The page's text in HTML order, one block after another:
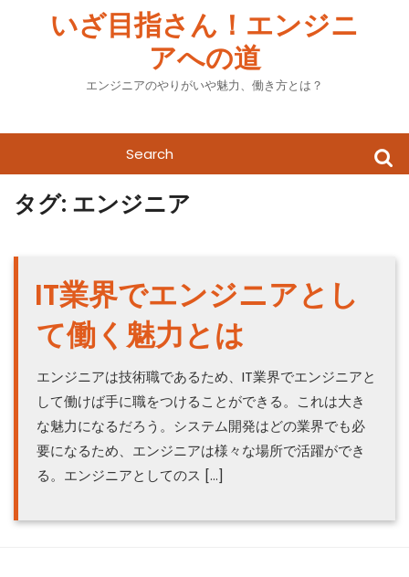
いざ目指さん！エンジニ
アへの道
エンジニアのやりがいや魅力、働き方とは？
for:
タグ: エンジニア
IT業界でエンジニアとし
て働く魅力とは
エンジニアは技術職であるため、IT業界でエンジニアと
して働けば手に職をつけることができる。これは大き
な魅力になるだろう。システム開発はどの業界でも必
要になるため、エンジニアは様々な場所で活躍ができ
る。エンジニアとしてのス […]